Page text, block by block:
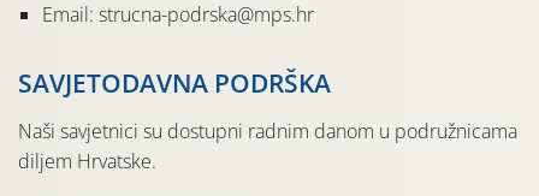
Email: strucna-podrska@mps.hr
SAVJETODAVNA PODRŠKA
Naši savjetnici su dostupni radnim danom u podružnicama
diljem Hrvatske.